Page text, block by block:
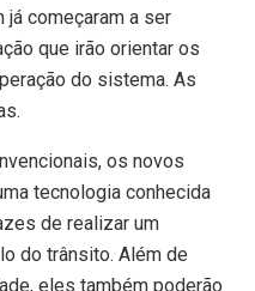
já começaram a ser
que irão orientar os
do sistema. As
os novos
tecnologia conhecida
de realizar um
do trânsito. Além de
eles também poderão